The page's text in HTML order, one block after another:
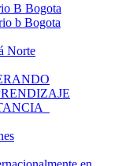
B Bogota
b Bogota
Norte